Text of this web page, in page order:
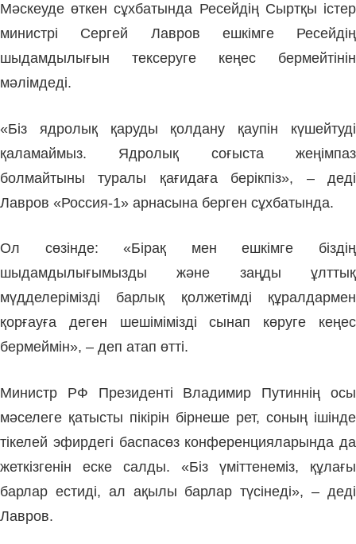
Мәскеуде өткен сұхбатында Ресейдің Сыртқы істер
министрі Сергей Лавров ешкімге Ресейдің
шыдамдылығын тексеруге кеңес бермейтінін
мәлімдеді.
«Біз ядролық қаруды қолдану қаупін күшейтуді
қаламаймыз. Ядролық соғыста жеңімпаз
болмайтыны туралы қағидаға берікпіз», – деді
Лавров «Россия-1» арнасына берген сұхбатында.
Ол сөзінде: «Бірақ мен ешкімге біздің
шыдамдылығымызды және заңды ұлттық
мүдделерімізді барлық қолжетімді құралдармен
қорғауға деген шешімімізді сынап көруге кеңес
бермеймін», – деп атап өтті.
Министр РФ Президенті Владимир Путиннің осы
мәселеге қатысты пікірін бірнеше рет, соның ішінде
тікелей эфирдегі баспасөз конференцияларында да
жеткізгенін еске салды. «Біз үміттенеміз, құлағы
барлар естиді, ал ақылы барлар түсінеді», – деді
Лавров.